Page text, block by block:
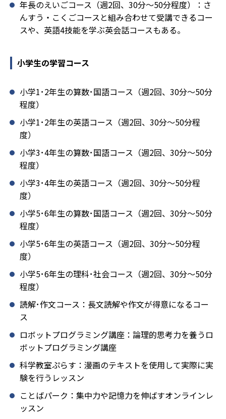
年長のえいごコース（週2回、30分～50分程度）：さ
んすう・こくごコースと組み合わせて受講できるコー
スや、英語4技能を学ぶ英会話コースもある。
小学生の学習コース
小学1･2年生の算数･国語コース（週2回、30分～50分
程度）
小学1･2年生の英語コース（週2回、30分～50分程
度）
小学3･4年生の算数･国語コース（週2回、30分～50分
程度）
小学3･4年生の英語コース（週2回、30分～50分程
度）
小学5･6年生の算数･国語コース（週2回、30分～50分
程度）
小学5･6年生の英語コース（週2回、30分～50分程
度）
小学5･6年生の理科･社会コース（週2回、30分～50分
程度）
読解･作文コース：長文読解や作文が得意になるコー
ス
ロボットプログラミング講座：論理的思考力を養うロ
ボットプログラミング講座
科学教室ぷらす：漫画のテキストを使用して実際に実
験を行うレッスン
ことばパーク：集中力や記憶力を伸ばすオンラインレ
ッスン